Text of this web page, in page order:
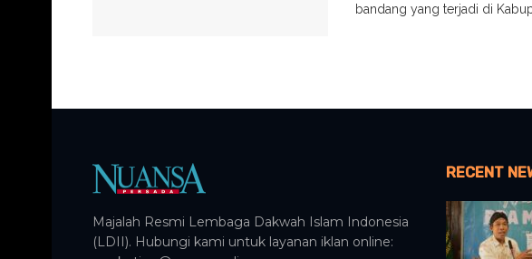
bandang yang terjadi di
Majalah Resmi Lembaga Dakwah Islam Indonesia
(LDII). Hubungi kami untuk layanan iklan online:
RECENT